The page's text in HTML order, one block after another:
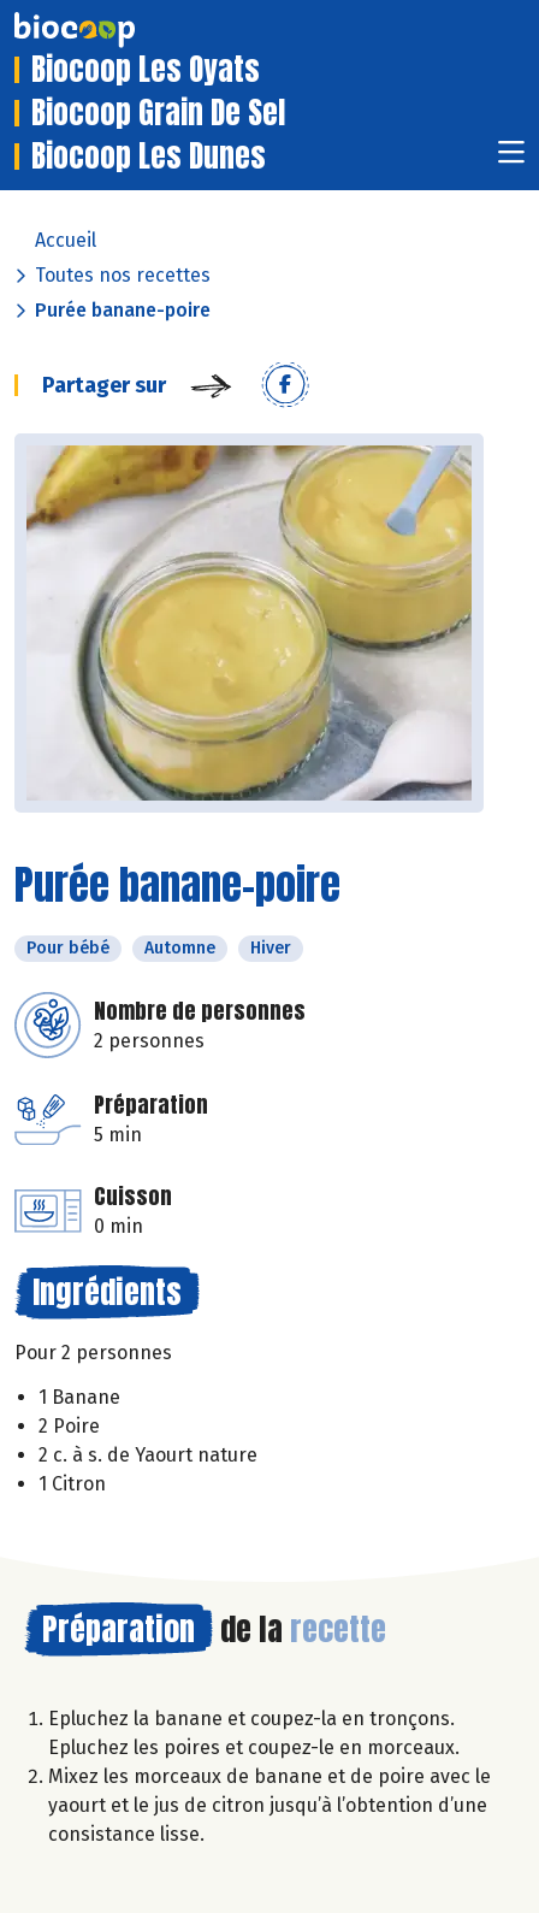
Biocoop Les Oyats
Biocoop Grain De Sel
Biocoop Les Dunes
Accueil
Toutes nos recettes
Purée banane-poire
Partager sur
Purée banane-poire
Pour bébé Automne Hiver
Nombre de personnes
2 personnes
Préparation
5 min
Cuisson
0 min
Ingrédients
Pour 2 personnes
1 Banane
2 Poire
2 c. à s. de Yaourt nature
1 Citron
Préparation de la recette
Epluchez la banane et coupez-la en tronçons.
Epluchez les poires et coupez-le en morceaux.
Mixez les morceaux de banane et de poire avec le
yaourt et le jus de citron jusqu’à l’obtention d’une
consistance lisse.